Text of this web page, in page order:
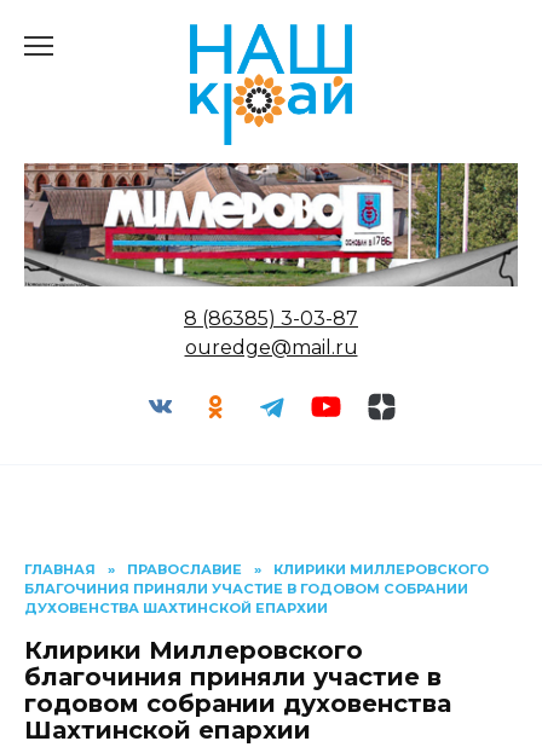
8 (86385) 3-03-87
ouredge@mail.ru
ГЛАВНАЯ » ПРАВОСЛАВИЕ »
КЛИРИКИ МИЛЛЕРОВСКОГО
БЛАГОЧИНИЯ ПРИНЯЛИ УЧАСТИЕ В ГОДОВОМ СОБРАНИИ
ДУХОВЕНСТВА ШАХТИНСКОЙ ЕПАРХИИ
Клирики Миллеровского
благочиния приняли участие в
годовом собрании духовенства
Шахтинской епархии